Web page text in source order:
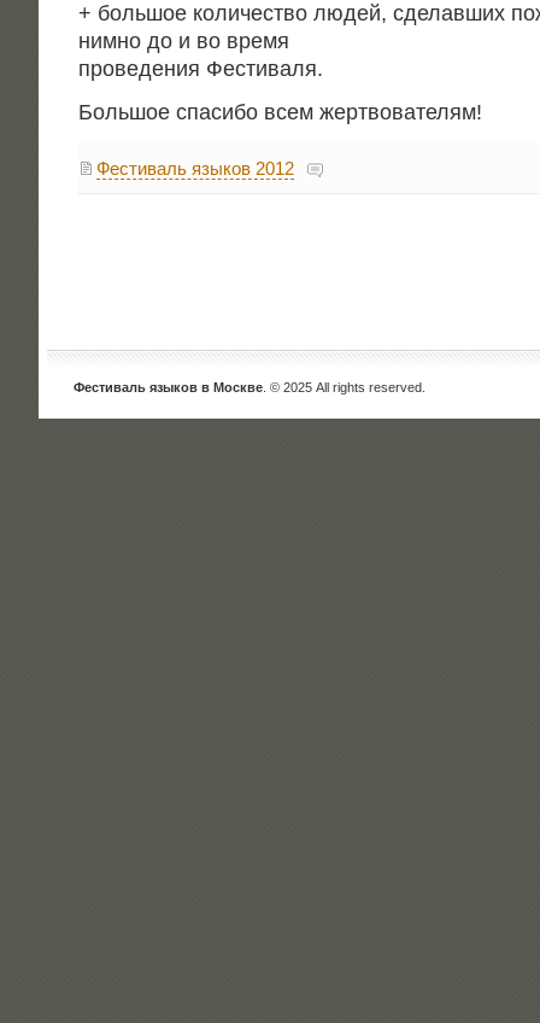
+ боль­шое коли­че­ство людей, сде­лав­ших
ним­но до и во время
про­ве­де­ния Фестиваля.
Боль­шое спа­си­бо всем жертвователям!
Фестиваль языков 2012
Фестиваль языков в Москве . © 2025 All rights reserved.